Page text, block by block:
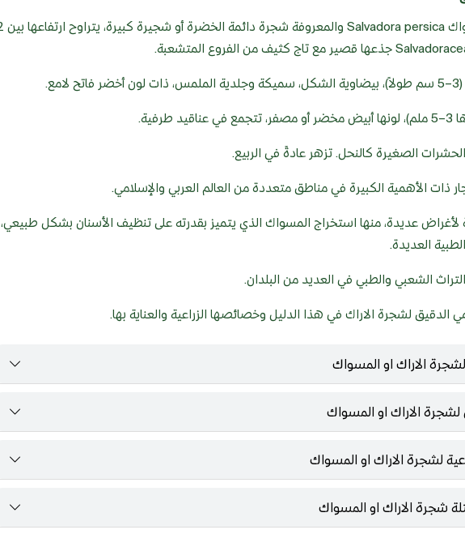
الصغيرة كالنحل. تزهر عادةً في الربيع.
ذات الأهمية الكبيرة في مناطق متعددة من العالم العربي والإسلامي.
عديدة، منها استخراج المسواك الذي يتميز بقدرته على تنظيف الأسنان بشكل طبيعي،
العديدة.
الشعبي والطبي في العديد من البلدان.
الدقيق لشجرة الاراك في هذا الدليل وخصائصها الزراعية والعناية بها.
لشجرة الاراك او المسواك
لشجرة الاراك او المسواك
لشجرة الاراك او المسواك
شجرة الاراك او المسواك